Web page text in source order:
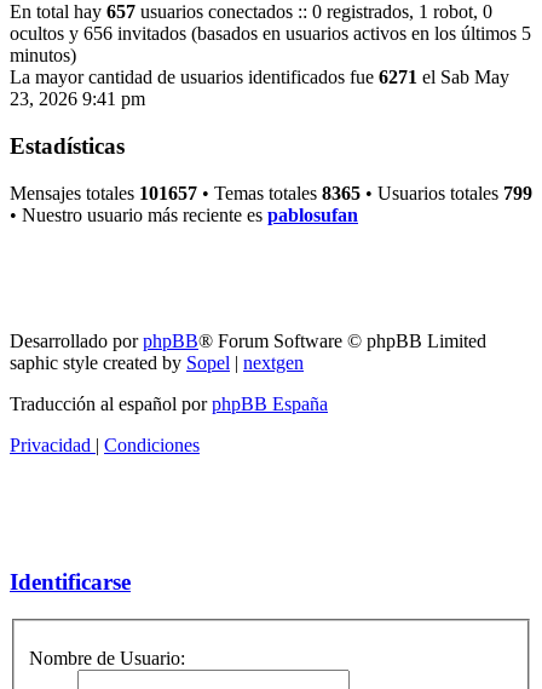
En total hay 657 usuarios conectados :: 0 registrados, 1 robot, 0
ocultos y 656 invitados (basados en usuarios activos en los últimos 5
minutos)
La mayor cantidad de usuarios identificados fue 6271 el Sab May
23, 2026 9:41 pm
Estadísticas
Mensajes totales 101657 • Temas totales 8365 • Usuarios totales 799
• Nuestro usuario más reciente es pablosufan
Desarrollado porphpBB® Forum Software © phpBB Limited
saphic style created by Sopel | nextgen
Traducción al español porphpBB España
Privacidad | Condiciones
Identificarse
Nombre de Usuario: